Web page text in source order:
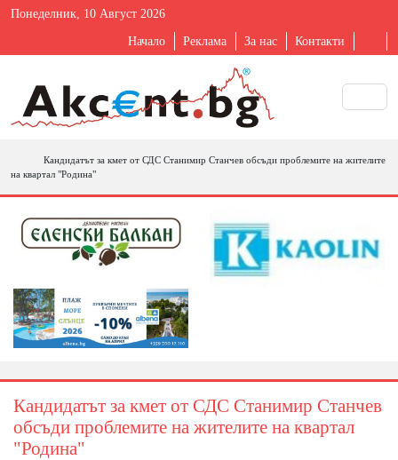
Понеделник, 10 Август 2026
Начало Реклама За нас Контакти
Кандидатът за кмет от СДС Станимир Станчев обсъди проблемите на жителите
на квартал "Родина"
Кандидатът за кмет от СДС Станимир Станчев
обсъди проблемите на жителите на квартал
"Родина"